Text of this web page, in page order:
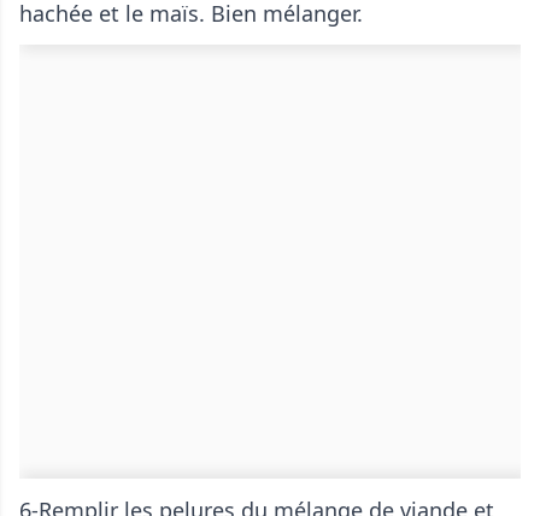
hachée et le maïs. Bien mélanger.